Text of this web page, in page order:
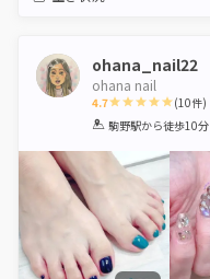
ohana_nail22
ohana nail
4.7
1 2 3 4 5
(10件)
駒野駅から徒歩10分